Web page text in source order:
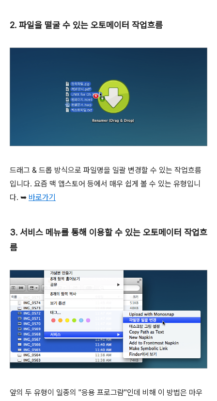
2. 파일을 떨굴 수 있는 오토메이터 작업흐름
드래그 & 드롭 방식으로 파일명을 일괄 변경할 수 있는 작업흐름
입니다. 요즘 맥 앱스토어 등에서 매우 쉽게 볼 수 있는 유형입니
다. ➥ 바로가기
3. 서비스 메뉴를 통해 이용할 수 있는 오토메이터 작업흐
름
앞의 두 유형이 일종의 "응용 프로그럄"인데 비해 이 방법은 마우